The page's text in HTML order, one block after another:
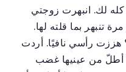
كله لك. انبهرت زوجتي
تنبهر بما قلته لها.
هززت رأسي نافيًا. أردت
أطلّ من عينيها غضب